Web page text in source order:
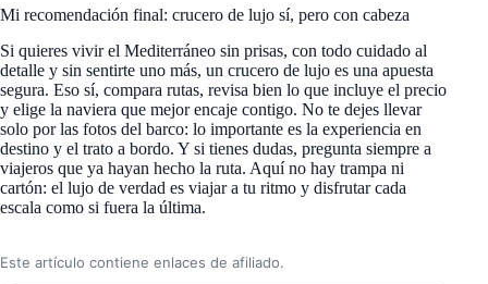
Mi recomendación final: crucero de lujo sí, pero con cabeza
Si quieres vivir el Mediterráneo sin prisas, con todo cuidado al
detalle y sin sentirte uno más, un crucero de lujo es una apuesta
segura. Eso sí, compara rutas, revisa bien lo que incluye el precio
y elige la naviera que mejor encaje contigo. No te dejes llevar
solo por las fotos del barco: lo importante es la experiencia en
destino y el trato a bordo. Y si tienes dudas, pregunta siempre a
viajeros que ya hayan hecho la ruta. Aquí no hay trampa ni
cartón: el lujo de verdad es viajar a tu ritmo y disfrutar cada
escala como si fuera la última.
Este artículo contiene enlaces de afiliado.